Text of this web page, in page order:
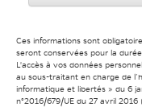
Ces informations sont
seront conservées pour la
L'accès à vos données
au sous-traitant en charge de
informatique et libertés » du 6
n°2016/679/UE du 27 avril 2016